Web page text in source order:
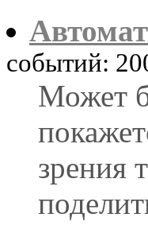
событий:
Может
зрения